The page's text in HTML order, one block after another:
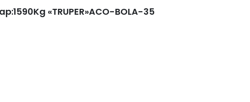
«TRUPER»ACO-BOLA-35